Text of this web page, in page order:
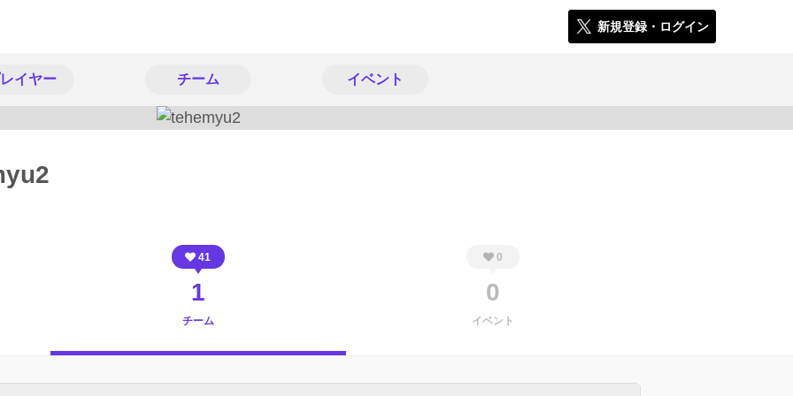
新規登録・ログイン
イヤー チーム イベント
41
1
チーム
0
0
イベント